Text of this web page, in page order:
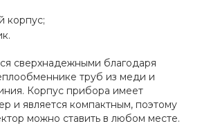
корпус;
сверхнадежными благодаря
труб из меди и
Корпус прибора имеет
и является компактным, поэтому
можно ставить в любом месте.